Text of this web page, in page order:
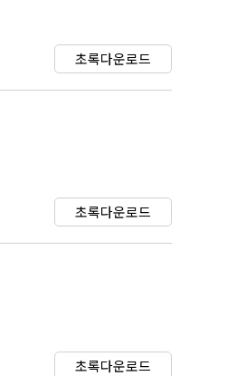
초록다운로드
초록다운로드
초록다운로드